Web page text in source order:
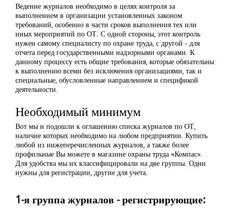
Ведение журналов необходимо в целях контроля за
выполнением в организации установленных законом
требований, особенно в части сроков выполнения тех или
иных мероприятий по ОТ. С одной стороны, этот контроль
нужен самому специалисту по охране труда, с другой - для
отчета перед государственными надзорными органами. К
данному процессу есть общие требования, которые обязательны
к выполнению всеми без исключения организациями, так и
специальные, обусловленные направлением и спецификой
деятельности.
Необходимый минимум
Вот мы и подошли к оглашению списка журналов по ОТ,
наличие которых необходимо на любом предприятии. Купить
любой из нижеперечисленных журналов, а также более
профильные Вы можете в магазине охраны труда «Компас».
Для удобства мы их классифицировали на две группы. Одни
нужны для регистрации, другие для учета.
1-я группа журналов - регистрирующие: